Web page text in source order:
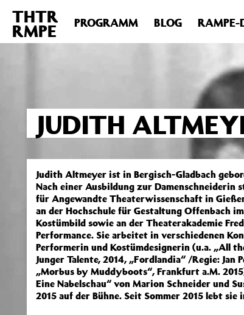
Deprecated : Die Funktion post_permalink ist seit
includes/functions.phpon line6031
THTR
RMPE PROGRAMM BLOG RAMPE-
JUDITH
Judith Altmeyer ist in Bergisch-Gladbach
Nach einer Ausbildung zur
für Angewandte Theaterwissenschaft in
an der Hochschule für Gestaltung Offenbach
Kostümbild sowie an der Theaterakademie
Performance. Sie arbeitet in verschiedenen
Performerin und Kostümdesignerin (u.a. „All
Junger Talente, 2014, „Fordlandia“ /Regie:
„Morbus by Muddyboots“, Frankfurt a.M.
Eine Nabelschau“ von Marion Schneider und
2015 auf der Bühne. Seit Sommer 2015 lebt sie